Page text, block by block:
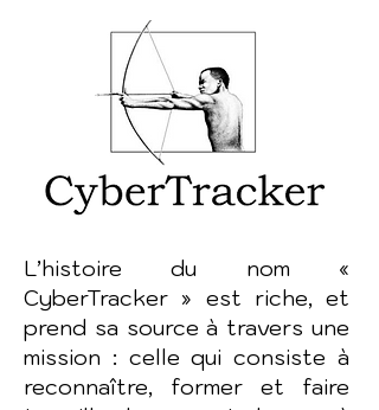
L’histoire du nom «
CyberTracker » est riche, et
prend sa source à travers une
mission : celle qui consiste à
reconnaître, former et faire